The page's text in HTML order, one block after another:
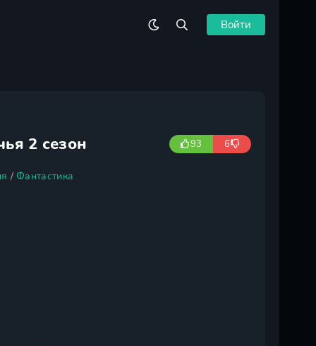
Войти
2 сезон 93 6
/ Фантастика